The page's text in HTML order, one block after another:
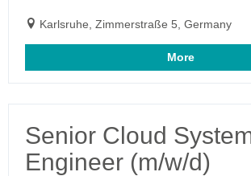
Karlsruhe, Zimmerstraße 5, Germany
More
Senior Cloud
Engineer (m/w/d)